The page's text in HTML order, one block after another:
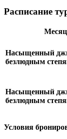
Расписание
Насыщенный
безлюдным
Насыщенный
безлюдным
Условия